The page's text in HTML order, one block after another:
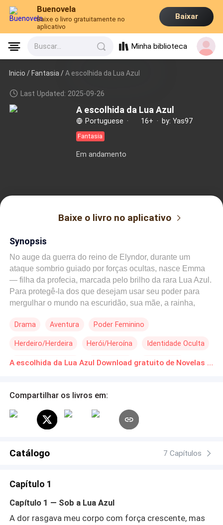
Buenovela
Baixe o livro gratuitamente no
aplicativo
Baixar
Buscar... Minha biblioteca
Inicio /Fantasia /A escolhida da Lua Azul
Last Updated: 2025-09-26
A escolhida da Lua Azul
Portuguese · 16+ · by: Yas97
Fantasia
Em andamento
Baixe o livro no aplicativo
Synopsis
No auge da guerra do reino de Elyndor, durante um
ataque sombrio guiado por forças ocultas, nasce Emma
— filha da profecia, marcada pelo brilho da rara Lua Azul.
Para protegê-la dos que desejam usar seu poder para
mergulhar o mundo na escuridão, sua mãe, a rainha,
mundo: o nosso. Criada sem lembranças de sua origem
Na noite do seu aniversário, durante uma nova aparição
da Lua Azul, seus poderes finalmente despertam — junto
ela não é uma garota comum, mas herdeira de um trono,
mundos. Para isso, terá que retornar a Elyndor, enfrentar
seus inimigos e descobrir quem realmente é... antes que
Drama Aventura Poder Feminino
Herdeiro/Herdeira Herói/Heroína Identidade Oculta
Habilidade Especial Reencontro Superpoder A escolhida da Lua Azul Download gratuito de Novelas Online em PDF
Compartilhar os livros em:
Catálogo 7 Capítulos
Capítulo 1
Capítulo 1 — Sob a Lua Azul
A dor rasgava meu corpo com força crescente, mas